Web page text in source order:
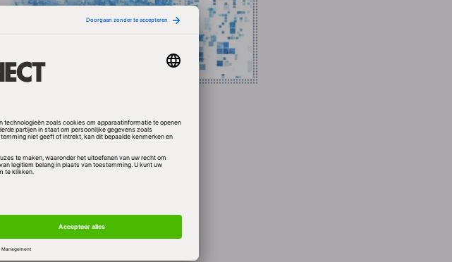
risico op een infectie via
kreeg in de eerste
Andere landen waar
internet zijn Irak, Armenië,